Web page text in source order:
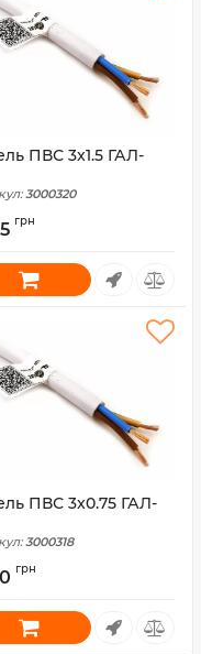
ПВС 3x1.5 ГАЛ-
3000320
грн
ПВС 3x0.75 ГАЛ-
3000318
грн